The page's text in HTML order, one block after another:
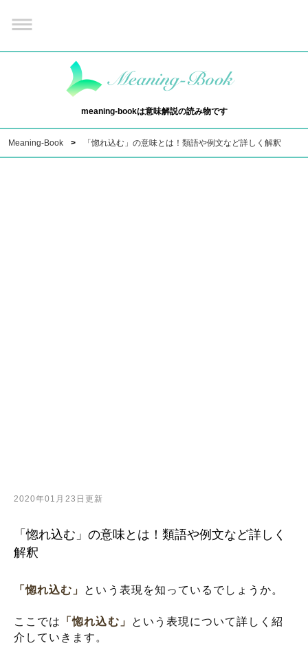
meaning-bookは意味解説の読み物です
Meaning-Book 「惚れ込む」の意味とは！類語や例文など詳しく解釈
2020年01月23日更新
「惚れ込む」の意味とは！類語や例文など詳しく
解釈
「惚れ込む」 という表現を知っているでしょうか。
ここでは 「惚れ込む」
という表現について詳しく紹
介していきます。